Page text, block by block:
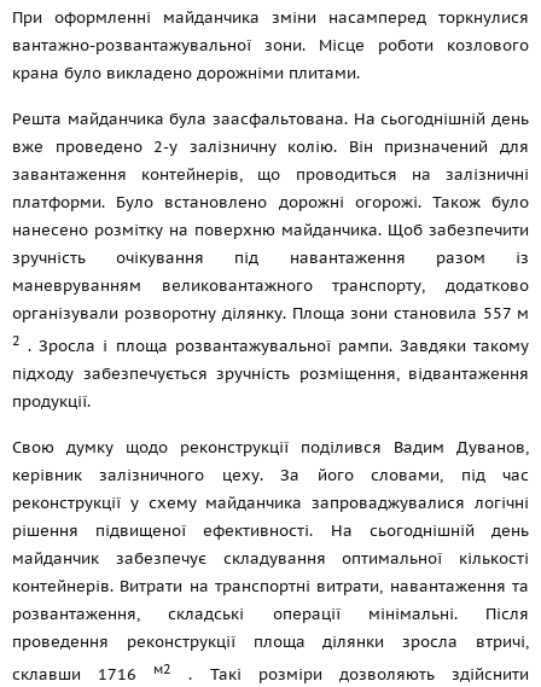
При оформленні майданчика зміни насамперед торкнулися
вантажно-розвантажувальної зони. Місце роботи козлового
крана було викладено дорожніми плитами.
Решта майданчика була заасфальтована. На сьогоднішній день
вже проведено 2-у залізничну колію. Він призначений для
завантаження контейнерів, що проводиться на залізничні
платформи. Було встановлено дорожні огорожі. Також було
нанесено розмітку на поверхню майданчика. Щоб забезпечити
зручність очікування під навантаження разом із
маневруванням великовантажного транспорту, додатково
організували розворотну ділянку. Площа зони становила 557 м
2 . Зросла і площа розвантажувальної рампи. Завдяки такому
підходу забезпечується зручність розміщення, відвантаження
продукції.
Свою думку щодо реконструкції поділився Вадим Дуванов,
керівник залізничного цеху. За його словами, під час
реконструкції у схему майданчика запроваджувалися логічні
рішення підвищеної ефективності. На сьогоднішній день
майданчик забезпечує складування оптимальної кількості
контейнерів. Витрати на транспортні витрати, навантаження та
розвантаження, складські операції мінімальні. Після
проведення реконструкції площа ділянки зросла втричі,
склавши 1716
м2
. Такі розміри дозволяють здійснити